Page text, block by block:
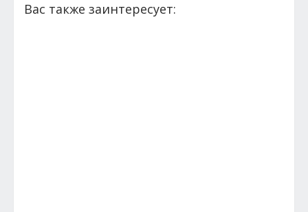
Вас также заинтересует: